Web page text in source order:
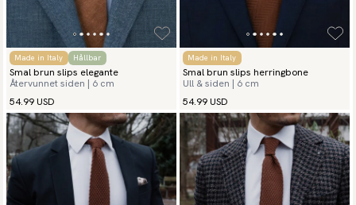
Made in Italy Hållbar
Smal brun slips elegante
Återvunnet siden | 6 cm
54.99 USD
Made in Italy
Smal brun slips herringbone
Ull & siden | 6 cm
54.99 USD